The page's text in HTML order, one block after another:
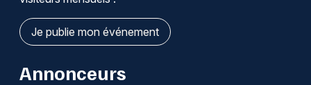
Je publie mon événement
Annonceurs